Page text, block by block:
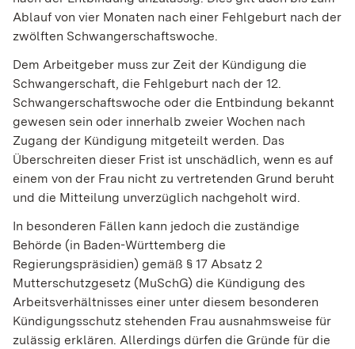
Ablauf von vier Monaten nach einer Fehlgeburt nach der
zwölften Schwangerschaftswoche.
Dem Arbeitgeber muss zur Zeit der Kündigung die
Schwangerschaft, die Fehlgeburt nach der 12.
Schwangerschaftswoche oder die Entbindung bekannt
gewesen sein oder innerhalb zweier Wochen nach
Zugang der Kündigung mitgeteilt werden. Das
Überschreiten dieser Frist ist unschädlich, wenn es auf
einem von der Frau nicht zu vertretenden Grund beruht
und die Mitteilung unverzüglich nachgeholt wird.
In besonderen Fällen kann jedoch die zuständige
Behörde (in Baden-Württemberg die
Regierungspräsidien) gemäß § 17 Absatz 2
Mutterschutzgesetz (MuSchG) die Kündigung des
Arbeitsverhältnisses einer unter diesem besonderen
Kündigungsschutz stehenden Frau ausnahmsweise für
zulässig erklären. Allerdings dürfen die Gründe für die